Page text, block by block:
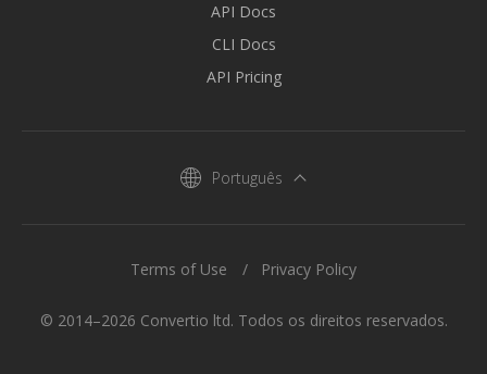
API Docs
CLI Docs
API Pricing
Português
© 2014–2026 Convertio ltd. Todos os direitos reservados.
Terms of Use Privacy Policy